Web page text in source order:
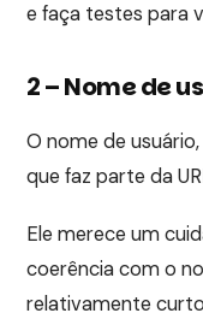
e faça testes para
2 – Nome de
O nome de
que faz parte da
Ele merece um
coerência com o
relativamente